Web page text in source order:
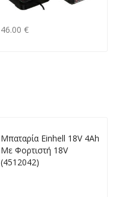
46.00 €
Μπαταρία Einhell 18V 4Ah
Με Φορτιστή 18V
(4512042)